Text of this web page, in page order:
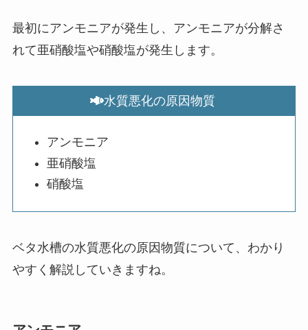
最初にアンモニアが発生し、アンモニアが分解さ
れて亜硝酸塩や硝酸塩が発生します。
水質悪化の原因物質
アンモニア
亜硝酸塩
硝酸塩
ベタ水槽の水質悪化の原因物質について、わかり
やすく解説していきますね。